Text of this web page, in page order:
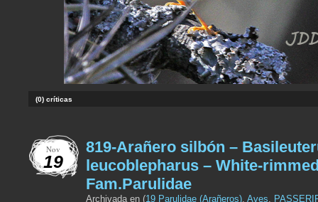
(0) críticas
Nov
19
819-Arañero silbón –
leucoblepharus – White-
Fam.Parulidae
Archivada en (19 Parulidae (Arañeros), Aves,